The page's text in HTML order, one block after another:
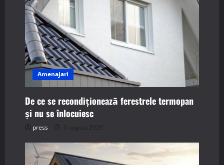
i
g
a
t
i
o
n
Amenajari
De ce se recondiționează ferestrele termopan
și nu se înlocuiesc
press 6 august 2026